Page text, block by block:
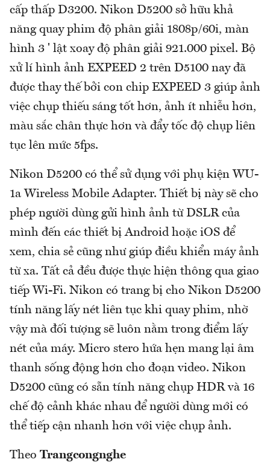
cấp thấp D3200. Nikon D5200 sở hữu khả
năng quay phim độ phân giải 1808p/60i, màn
hình 3 ' lật xoay độ phân giải 921.000 pixel. Bộ
xử lí hình ảnh EXPEED 2 trên D5100 nay đã
được thay thế bởi con chip EXPEED 3 giúp ảnh
việc chụp thiếu sáng tốt hơn, ảnh ít nhiễu hơn,
màu sắc chân thực hơn và đẩy tốc độ chụp liên
tục lên mức 5fps.
Nikon D5200 có thể sử dụng với phụ kiện WU-
1a Wireless Mobile Adapter. Thiết bị này sẽ cho
phép người dùng gửi hình ảnh từ DSLR của
mình đến các thiết bị Android hoặc iOS để
xem, chia sẻ cũng như giúp điều khiển máy ảnh
từ xa. Tất cả đều được thực hiện thông qua giao
tiếp Wi-Fi. Nikon có trang bị cho Nikon D5200
tính năng lấy nét liên tục khi quay phim, nhờ
vậy mà đối tượng sẽ luôn nằm trong điểm lấy
nét của máy. Micro stero hứa hẹn mang lại âm
thanh sống động hơn cho đoạn video. Nikon
D5200 cũng có sẵn tính năng chụp HDR và 16
chế độ cảnh khác nhau để người dùng mới có
thể tiếp cận nhanh hơn với việc chụp ảnh.
Theo Trangcongnghe​